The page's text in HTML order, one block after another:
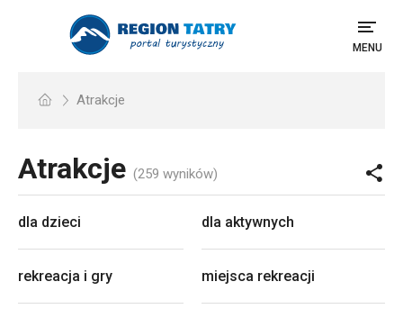
MENU
Atrakcje
Atrakcje (259 wyników)
dla dzieci dla aktywnych
rekreacja i gry miejsca rekreacji